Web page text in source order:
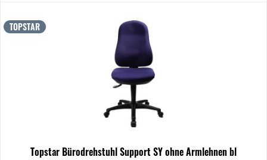
TOPSTAR
Topstar Bürodrehstuhl Support SY ohne Armlehnen bl